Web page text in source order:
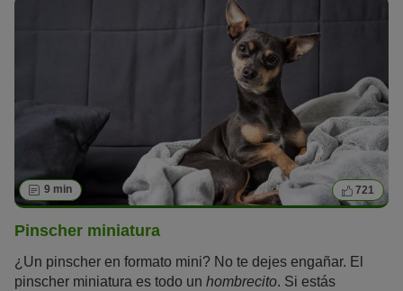
9 min 721
Pinscher miniatura
¿Un pinscher en formato mini? No te dejes engañar. El
pinscher miniatura es todo un hombrecito. Si estás